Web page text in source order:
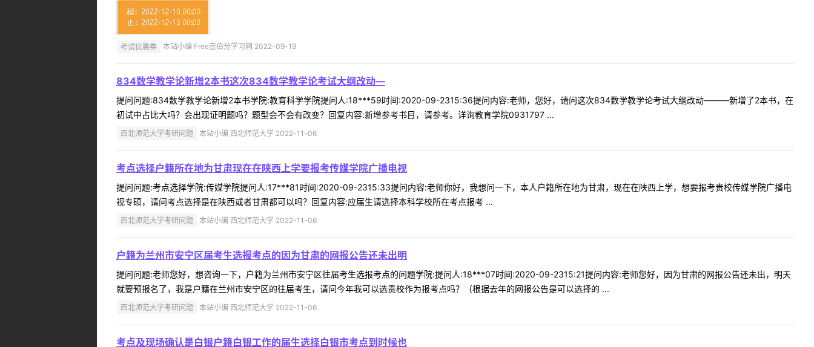
考试优惠券 本站小编 Free壹佰分学习网 2022-09-19
834数学教学论新增2本书这次834数学教学论考试大纲改动—
提问问题:834数学教学论新增2本书学院:教育科学学院提问人:18***59时间:2020-09-2315:36提问内容:老师，您好，请问这次834数学教学论考试大纲改动———新增了2本书，在
初试中占比大吗？会出现证明题吗？题型会不会有改变？回复内容:新增参考书目，请参考。详询教育学院0931797 ...
西北师范大学考研问题 本站小编 西北师范大学 2022-11-06
考点选择户籍所在地为甘肃现在在陕西上学要报考传媒学院广播电视
提问问题:考点选择学院:传媒学院提问人:17***81时间:2020-09-2315:33提问内容:老师你好，我想问一下，本人户籍所在地为甘肃，现在在陕西上学，想要报考贵校传媒学院广播电
视专硕，请问考点选择是在陕西或者甘肃都可以吗？回复内容:应届生请选择本科学校所在考点报考 ...
西北师范大学考研问题 本站小编 西北师范大学 2022-11-06
户籍为兰州市安宁区届考生选报考点的因为甘肃的网报公告还未出明
提问问题:老师您好，想咨询一下，户籍为兰州市安宁区往届考生选报考点的问题学院:提问人:18***07时间:2020-09-2315:21提问内容:老师您好，因为甘肃的网报公告还未出，明天
就要预报名了，我是户籍在兰州市安宁区的往届考生，请问今年我可以选贵校作为报考点吗？（根据去年的网报公告是可以选择的 ...
西北师范大学考研问题 本站小编 西北师范大学 2022-11-06
考点及现场确认是白银户籍白银工作的届生选择白银市考点到时候也